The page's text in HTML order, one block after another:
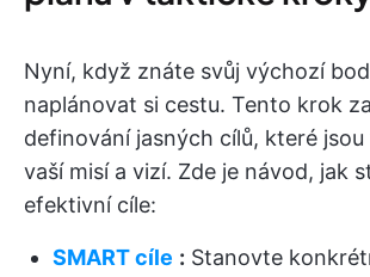
Nyní, když znáte svůj výchozí
naplánovat si cestu. Tento krok
definování jasných cílů, které jsou
vaší misí a vizí. Zde je návod, jak
efektivní cíle:
SMART cíle : Stanovte